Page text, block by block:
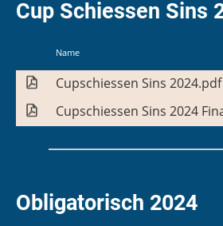
Cup Schiessen Sins
Name
Cupschiessen Sins 2024.pdf
Cupschiessen Sins 2024
Obligatorisch 2024